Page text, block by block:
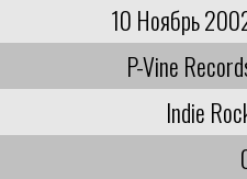
10 Ноябрь
P-Vine
Indie